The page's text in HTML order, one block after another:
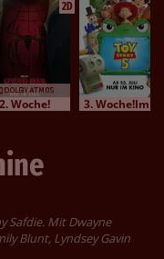
2D
2. Woche!
Safdie. Mit Dwayne
Blunt, Lyndsey Gavin